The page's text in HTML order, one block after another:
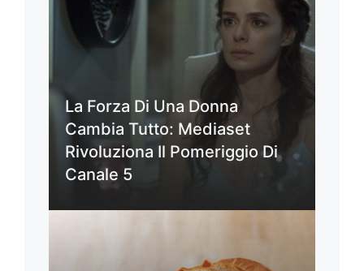
La Forza Di Una Donna
Cambia Tutto: Mediaset
Rivoluziona Il Pomeriggio Di
Canale 5